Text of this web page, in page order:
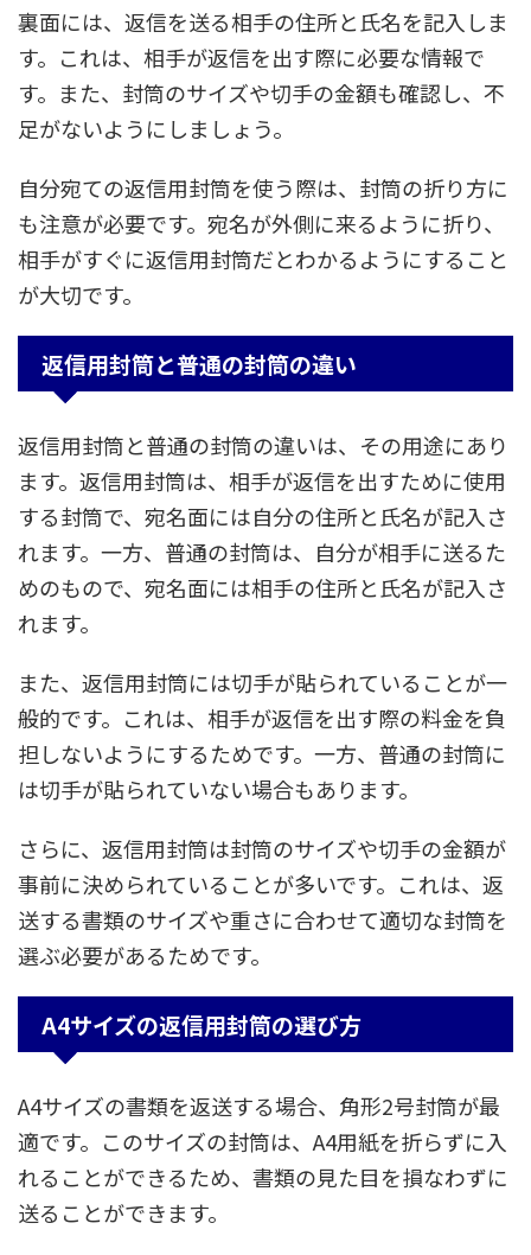
裏面には、返信を送る相手の住所と氏名を記入しま
す。これは、相手が返信を出す際に必要な情報で
す。また、封筒のサイズや切手の金額も確認し、不
足がないようにしましょう。
自分宛ての返信用封筒を使う際は、封筒の折り方に
も注意が必要です。宛名が外側に来るように折り、
相手がすぐに返信用封筒だとわかるようにすること
が大切です。
返信用封筒と普通の封筒の違い
返信用封筒と普通の封筒の違いは、その用途にあり
ます。返信用封筒は、相手が返信を出すために使用
する封筒で、宛名面には自分の住所と氏名が記入さ
れます。一方、普通の封筒は、自分が相手に送るた
めのもので、宛名面には相手の住所と氏名が記入さ
れます。
また、返信用封筒には切手が貼られていることが一
般的です。これは、相手が返信を出す際の料金を負
担しないようにするためです。一方、普通の封筒に
は切手が貼られていない場合もあります。
さらに、返信用封筒は封筒のサイズや切手の金額が
事前に決められていることが多いです。これは、返
送する書類のサイズや重さに合わせて適切な封筒を
選ぶ必要があるためです。
A4サイズの返信用封筒の選び方
A4サイズの書類を返送する場合、角形2号封筒が最
適です。このサイズの封筒は、A4用紙を折らずに入
れることができるため、書類の見た目を損なわずに
送ることができます。